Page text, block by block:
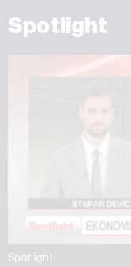
Spotlight
Spotlight